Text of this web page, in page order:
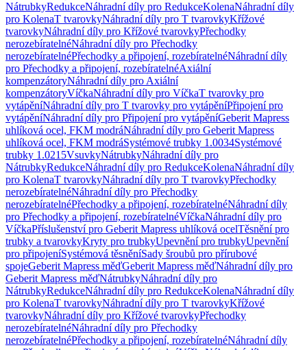
NátrubkyRedukceNáhradní díly pro RedukceKolenaNáhradní díly
pro KolenaT tvarovkyNáhradní díly pro T tvarovkyKřížové
tvarovkyNáhradní díly pro Křížové tvarovkyPřechodky
nerozebíratelnéNáhradní díly pro Přechodky
nerozebíratelnéPřechodky a připojení, rozebíratelnéNáhradní díly
pro Přechodky a připojení, rozebíratelnéAxiální
kompenzátoryNáhradní díly pro Axiální
kompenzátoryVíčkaNáhradní díly pro VíčkaT tvarovky pro
vytápěníNáhradní díly pro T tvarovky pro vytápěníPřipojení pro
vytápěníNáhradní díly pro Připojení pro vytápěníGeberit Mapress
uhlíková ocel, FKM modráNáhradní díly pro Geberit Mapress
uhlíková ocel, FKM modráSystémové trubky 1.0034Systémové
trubky 1.0215VsuvkyNátrubkyNáhradní díly pro
NátrubkyRedukceNáhradní díly pro RedukceKolenaNáhradní díly
pro KolenaT tvarovkyNáhradní díly pro T tvarovkyPřechodky
nerozebíratelnéNáhradní díly pro Přechodky
nerozebíratelnéPřechodky a připojení, rozebíratelnéNáhradní díly
pro Přechodky a připojení, rozebíratelnéVíčkaNáhradní díly pro
VíčkaPříslušenství pro Geberit Mapress uhlíková ocelTěsnění pro
trubky a tvarovkyKryty pro trubkyUpevnění pro trubkyUpevnění
pro připojeníSystémová těsněníSady šroubů pro přírubové
spojeGeberit Mapress měďGeberit Mapress měďNáhradní díly pro
Geberit Mapress měďNátrubkyNáhradní díly pro
NátrubkyRedukceNáhradní díly pro RedukceKolenaNáhradní díly
pro KolenaT tvarovkyNáhradní díly pro T tvarovkyKřížové
tvarovkyNáhradní díly pro Křížové tvarovkyPřechodky
nerozebíratelnéNáhradní díly pro Přechodky
nerozebíratelnéPřechodky a připojení, rozebíratelnéNáhradní díly